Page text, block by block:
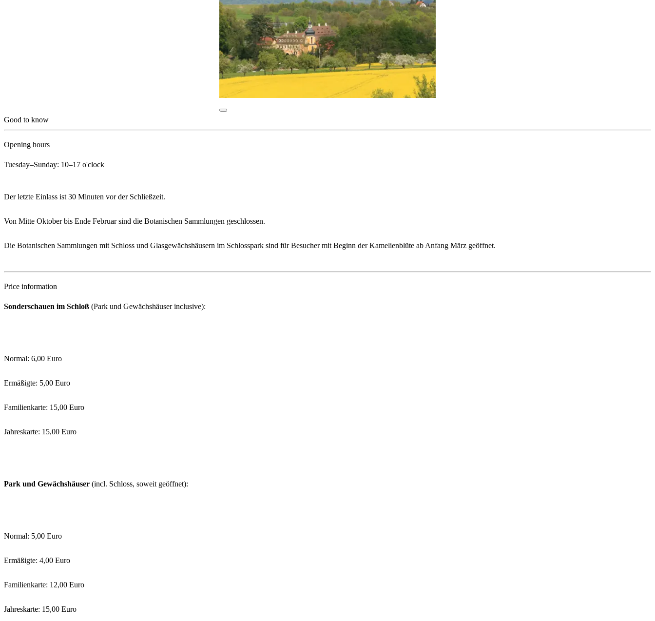
Good to know
Opening hours
Tuesday–Sunday: 10–17 o'clock
Der letzte Einlass ist 30 Minuten vor der Schließzeit.
Von Mitte Oktober bis Ende Februar sind die Botanischen Sammlungen geschlossen.
Die Botanischen Sammlungen mit Schloss und Glasgewächshäusern im Schlosspark sind für Besucher mit Beginn der Kamelienblüte ab Anfang März geöffnet.
Price information
Sonderschauen im Schloß (Park und Gewächshäuser inclusive):
Normal: 6,00 Euro
Ermäßigte: 5,00 Euro
Familienkarte: 15,00 Euro
Jahreskarte: 15,00 Euro
Park und Gewächshäuser (incl. Schloss, soweit geöffnet):
Normal: 5,00 Euro
Ermäßigte: 4,00 Euro
Familienkarte: 12,00 Euro
Jahreskarte: 15,00 Euro